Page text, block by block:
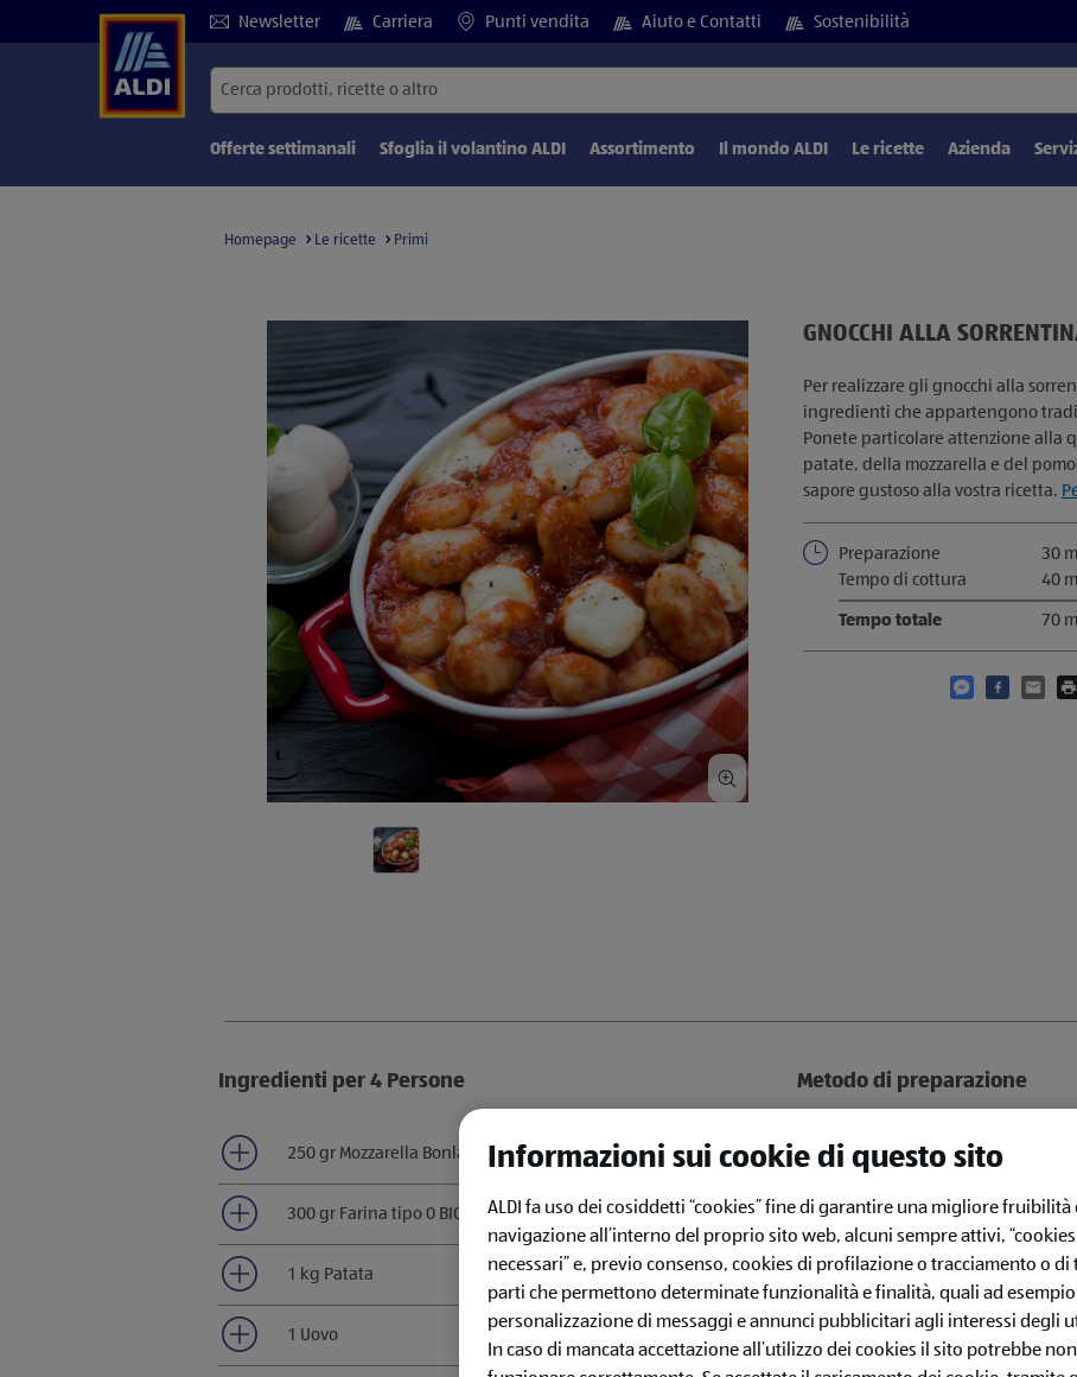
Newsletter Carriera Punti vendita Aiuto e Contatti Sostenibilità
Offerte settimanali Sfoglia il volantino ALDI Assortimento Il mondo ALDI Le ricette Azienda
Homepage Le ricette Primi
GNOCCHI ALLA
Per realizzare gli gnocchi alla
ingredienti che appartengono
Ponete particolare attenzione alla
patate, della mozzarella e del
sapore gustoso alla vostra ricetta.
Preparazione
30
Tempo di cottura
40
Tempo totale 70
CondividiCondividi
Ingredienti per 4 Persone
250 gr Mozzarella Bonlà
300 gr Farina tipo 0 BIO Natura
1 kg Patata
1 Uovo
Metodo di preparazione
Iniziate dalle patate: è
prima di farle cuocere.
dell’acqua salata e
cotte. Potrete controllare
stecchino o una forchetta
frattempo, tagliate la
Proseguite ora con la
necessario lavare bene i
all’interno. I semi dei
acidità alla vostra passata
Informazioni sui cookie di questo sito
ALDI fa uso dei cosiddetti “cookies” fine di garantire una migliore fruibilità
navigazione all’interno del proprio sito web, alcuni sempre attivi, “cookies
necessari” e, previo consenso, cookies di profilazione o tracciamento o di
parti che permettono determinate funzionalità e finalità, quali ad esempio
personalizzazione di messaggi e annunci pubblicitari agli interessi degli
In caso di mancata accettazione all’utilizzo dei cookies il sito potrebbe non